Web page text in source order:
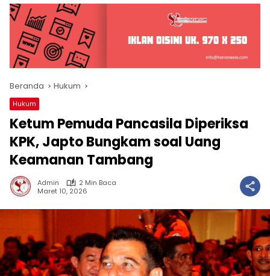
Beranda Hukum
Hukum
Ketum Pemuda Pancasila Diperiksa
KPK, Japto Bungkam soal Uang
Keamanan Tambang
Admin
2 Min Baca
Maret 10, 2026